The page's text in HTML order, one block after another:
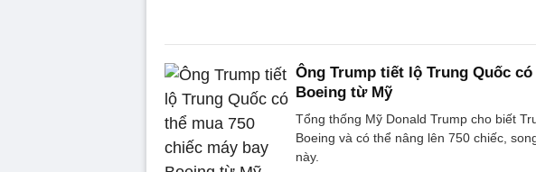
Ông Trump tiết lộ Trung Quốc
Boeing từ Mỹ
Tổng thống Mỹ Donald Trump cho biết
Boeing và có thể nâng lên 750 chiếc,
này.